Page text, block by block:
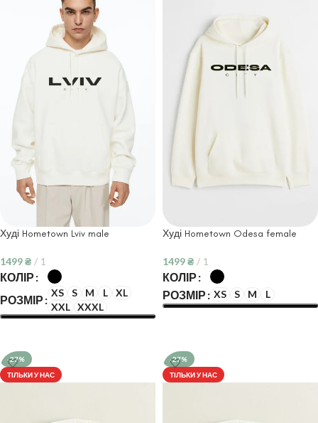
Худі Hometown Lviv male
1499₴ 1
КОЛІР
РОЗМІР
XS S M L
XL
XXL XXXL
Худі Hometown Odesa female
1499₴ 1
КОЛІР
РОЗМІР
XS S M L
-27%
ТІЛЬКИ У НАС
-27%
ТІЛЬКИ У НАС